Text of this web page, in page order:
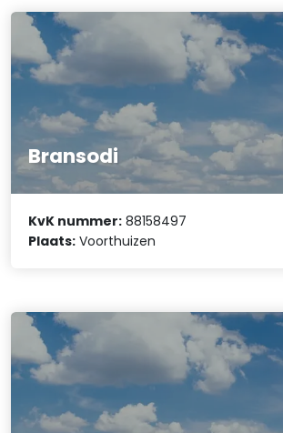
Bransodi
KvK nummer: 88158497
Plaats: Voorthuizen